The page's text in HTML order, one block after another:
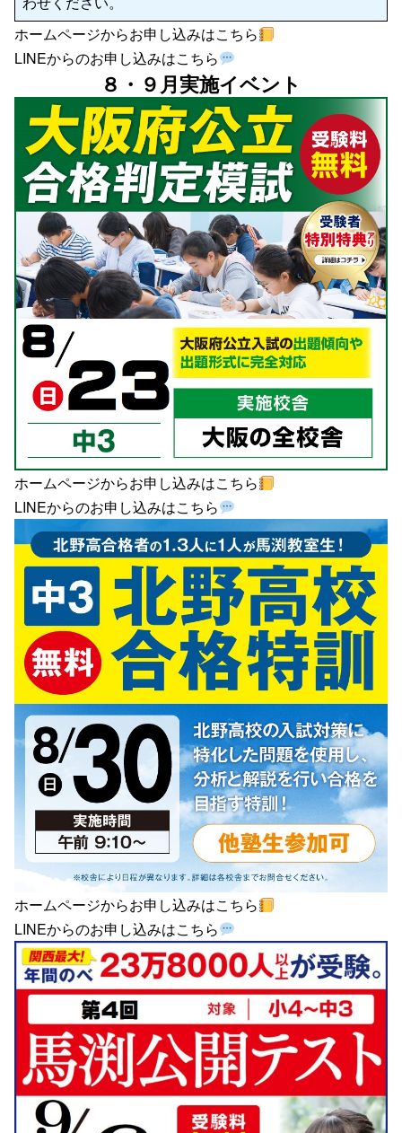
ホームページからお申し込みはこちら
LINEからのお申し込みはこちら
８・９月実施イベント
ホームページからお申し込みはこちら
LINEからのお申し込みはこちら
ホームページからお申し込みはこちら
LINEからのお申し込みはこちら